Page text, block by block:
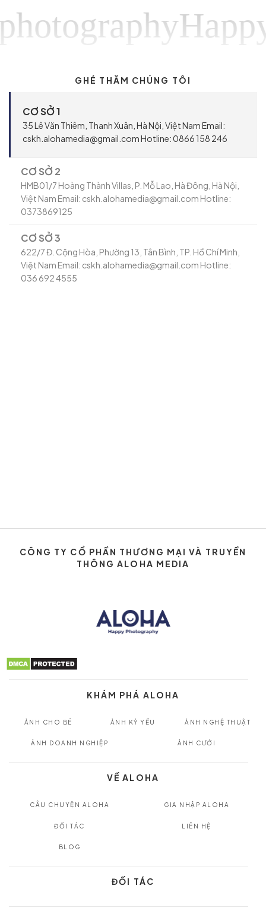
GHÉ THĂM CHÚNG TÔI
CƠ SỞ 1
35 Lê Văn Thiêm, Thanh Xuân, Hà Nội, Việt Nam Email:
cskh.alohamedia@gmail.com Hotline: 0866 158 246
CƠ SỞ 2
HMB01/7 Hoàng Thành Villas, P. Mỗ Lao, Hà Đông, Hà Nội,
Việt Nam Email: cskh.alohamedia@gmail.com Hotline:
0373869125
CƠ SỞ 3
622/7 Đ. Cộng Hòa, Phường 13, Tân Bình, TP. Hồ Chí Minh,
Việt Nam Email: cskh.alohamedia@gmail.com Hotline:
036 692 4555
CÔNG TY CỔ PHẦN THƯƠNG MẠI VÀ TRUYỀN
THÔNG ALOHA MEDIA
KHÁM PHÁ ALOHA
ẢNH CHO BÉ ẢNH KỶ YẾU ẢNH NGHỆ THUẬT
ẢNH DOANH NGHIỆP ẢNH CƯỚI
VỀ ALOHA
CÂU CHUYỆN ALOHA GIA NHẬP ALOHA
ĐỐI TÁC LIÊN HỆ
BLOG
ĐỐI TÁC